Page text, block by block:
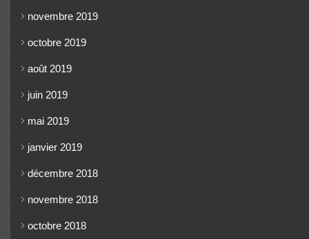
novembre 2019
octobre 2019
août 2019
juin 2019
mai 2019
janvier 2019
décembre 2018
novembre 2018
octobre 2018